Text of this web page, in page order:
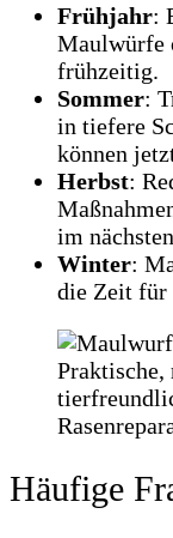
Frühjahr:
Maulwürfe
frühzeitig.
Sommer:
in tiefere
können
Herbst:
im
Winter:
die Zeit für
Häufige